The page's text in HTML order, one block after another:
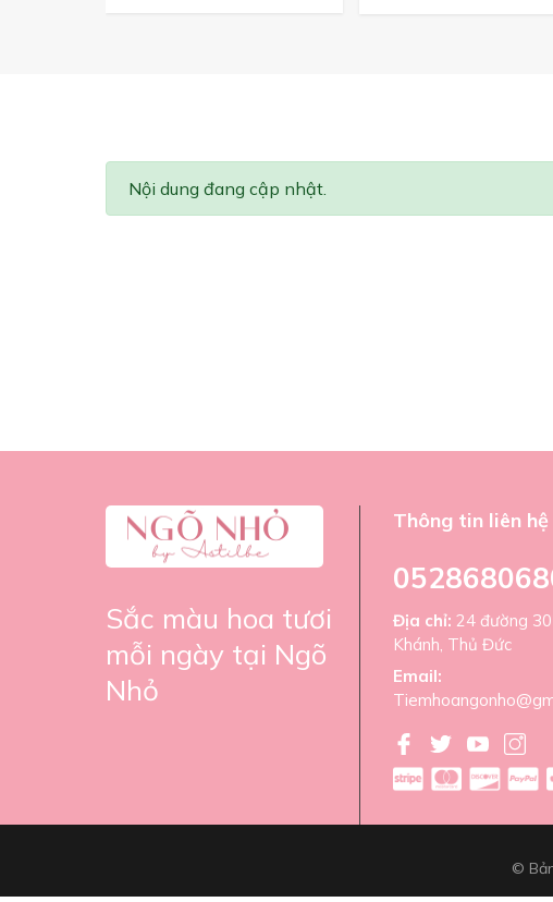
Nội dung đang cập nhật.
Sắc màu hoa tươi
mỗi ngày tại Ngõ
Nhỏ
Thông tin liên hệ
Địa chỉ: 24 đường
Khánh, Thủ Đức
Email:
©